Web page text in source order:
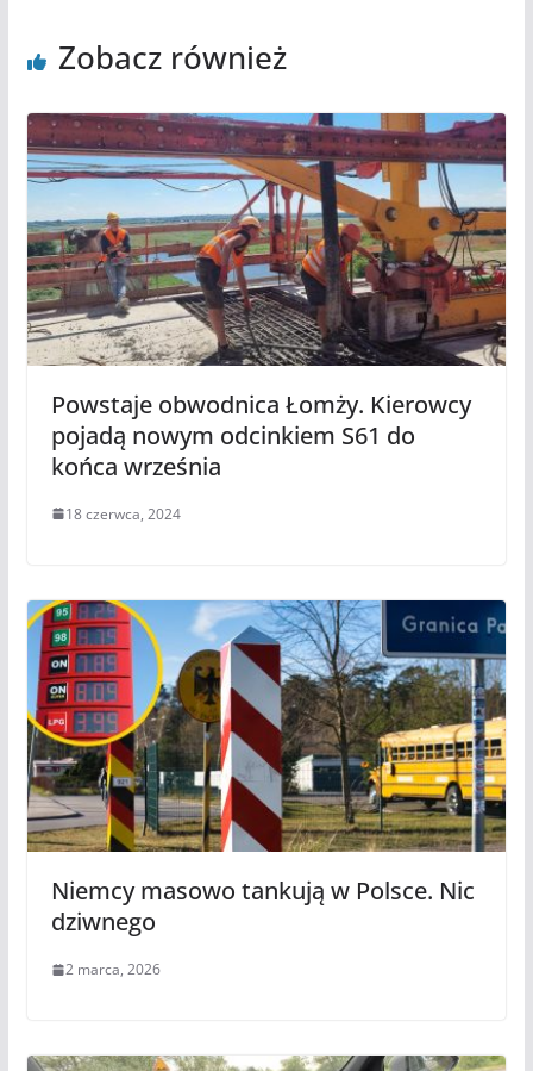
Zobacz również
Powstaje obwodnica Łomży. Kierowcy
pojadą nowym odcinkiem S61 do
końca września
18 czerwca, 2024
Niemcy masowo tankują w Polsce. Nic
dziwnego
2 marca, 2026